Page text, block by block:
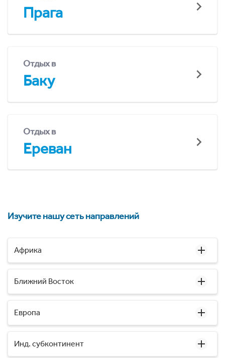
Прага
Отдых в
Баку
Отдых в
Ереван
Изучите нашу сеть направлений
Африка
Ближний Восток
Европа
Инд. субконтинент